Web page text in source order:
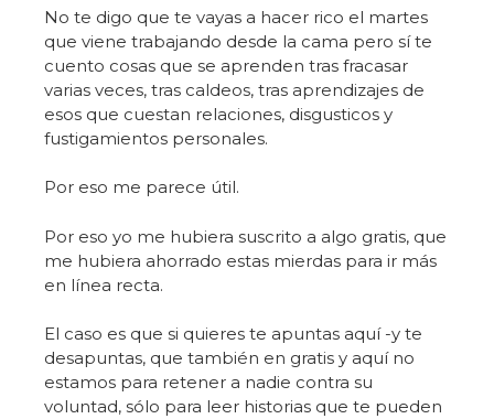
No te digo que te vayas a hacer rico el martes
que viene trabajando desde la cama pero sí te
cuento cosas que se aprenden tras fracasar
varias veces, tras caldeos, tras aprendizajes de
esos que cuestan relaciones, disgusticos y
fustigamientos personales.
Por eso me parece útil.
Por eso yo me hubiera suscrito a algo gratis, que
me hubiera ahorrado estas mierdas para ir más
en línea recta.
El caso es que si quieres te apuntas aquí -y te
desapuntas, que también en gratis y aquí no
estamos para retener a nadie contra su
voluntad, sólo para leer historias que te pueden